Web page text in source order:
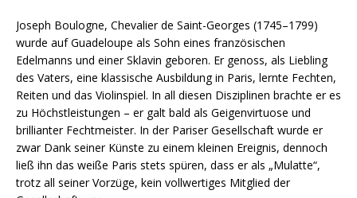
Joseph Boulogne, Chevalier de Saint-Georges (1745–1799)
wurde auf Guadeloupe als Sohn eines französischen
Edelmanns und einer Sklavin geboren. Er genoss, als Liebling
des Vaters, eine klassische Ausbildung in Paris, lernte Fechten,
Reiten und das Violinspiel. In all diesen Disziplinen brachte er es
zu Höchstleistungen – er galt bald als Geigenvirtuose und
brillianter Fechtmeister. In der Pariser Gesellschaft wurde er
zwar Dank seiner Künste zu einem kleinen Ereignis, dennoch
ließ ihn das weiße Paris stets spüren, dass er als „Mulatte“,
trotz all seiner Vorzüge, kein vollwertiges Mitglied der